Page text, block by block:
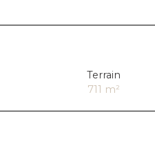
Terrain
711 m²